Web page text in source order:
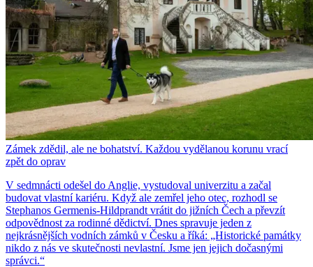
Zámek zdědil, ale ne bohatství. Každou vydělanou korunu vrací
zpět do oprav
V sedmnácti odešel do Anglie, vystudoval univerzitu a začal
budovat vlastní kariéru. Když ale zemřel jeho otec, rozhodl se
Stephanos Germenis-Hildprandt vrátit do jižních Čech a převzít
odpovědnost za rodinné dědictví. Dnes spravuje jeden z
nejkrásnějších vodních zámků v Česku a říká: „Historické památky
nikdo z nás ve skutečnosti nevlastní. Jsme jen jejich dočasnými
správci.“